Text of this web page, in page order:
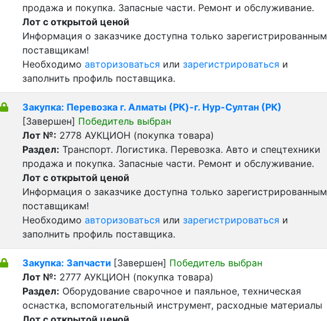
продажа и покупка. Запасные части. Ремонт и обслуживание.
Лот с открытой ценой
Информация о заказчике доступна только зарегистрированным
поставщикам!
Необходимо авторизоваться или зарегистрироваться и
заполнить профиль поставщика.
Закупка: Перевозка г. Алматы (РК)-г. Нур-Султан (РК)
[Завершен] Победитель выбран
Лот №: 2778 АУКЦИОН (покупка товара)
Раздел: Транспорт. Логистика. Перевозка. Авто и спецтехники
продажа и покупка. Запасные части. Ремонт и обслуживание.
Лот с открытой ценой
Информация о заказчике доступна только зарегистрированным
поставщикам!
Необходимо авторизоваться или зарегистрироваться и
заполнить профиль поставщика.
Закупка: Запчасти [Завершен] Победитель выбран
Лот №: 2777 АУКЦИОН (покупка товара)
Раздел: Оборудование сварочное и паяльное, техническая
оснастка, вспомогательный инструмент, расходные материалы